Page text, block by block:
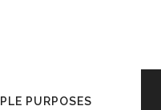
PURPOSES